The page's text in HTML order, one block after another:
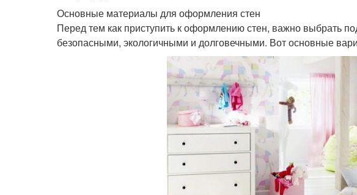
Основные материалы для оформления стен
Перед тем как приступить к оформлению стен, важно выбрать
безопасными, экологичными и долговечными. Вот основные